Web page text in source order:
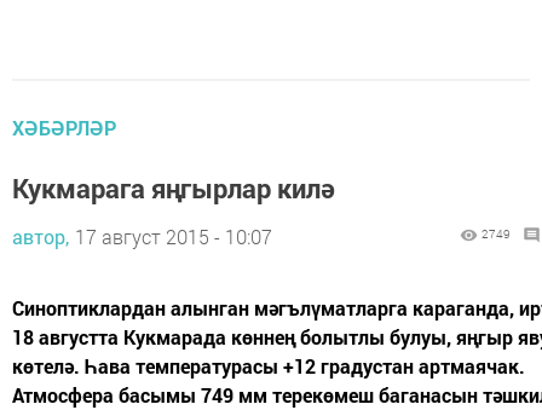
ХӘБӘРЛӘР
Кукмарага яңгырлар килә
автор, 17 август 2015 - 10:07 2749
Синоптиклардан алынган мәгълүматларга караганда,
18 августта Кукмарада көннең болытлы булуы, яңгыр
көтелә. Һава температурасы +12 градустан артмаячак.
Атмосфера басымы 749 мм терекөмеш баганасын